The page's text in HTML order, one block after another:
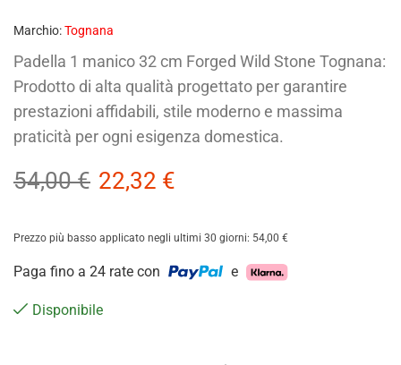
Marchio:Tognana
Padella 1 manico 32 cm Forged Wild Stone Tognana:
Prodotto di alta qualità progettato per garantire
prestazioni affidabili, stile moderno e massima
praticità per ogni esigenza domestica.
54,00€ 22,32 €
Prezzo più basso applicato negli ultimi 30 giorni: 54,00 €
Paga fino a 24 rate con e
Disponibile